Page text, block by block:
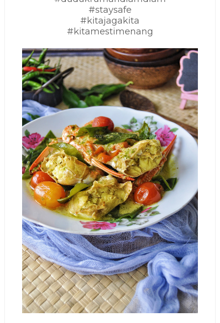
#staysafe
#kitajagakita
#kitamestimenang